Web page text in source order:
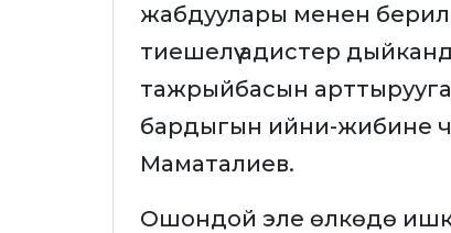
жабдуулары менен
тиешелүү адистер
тажрыйбасын
бардыгын ийни-жибине
Маматалиев.
Ошондой эле өлкөдө